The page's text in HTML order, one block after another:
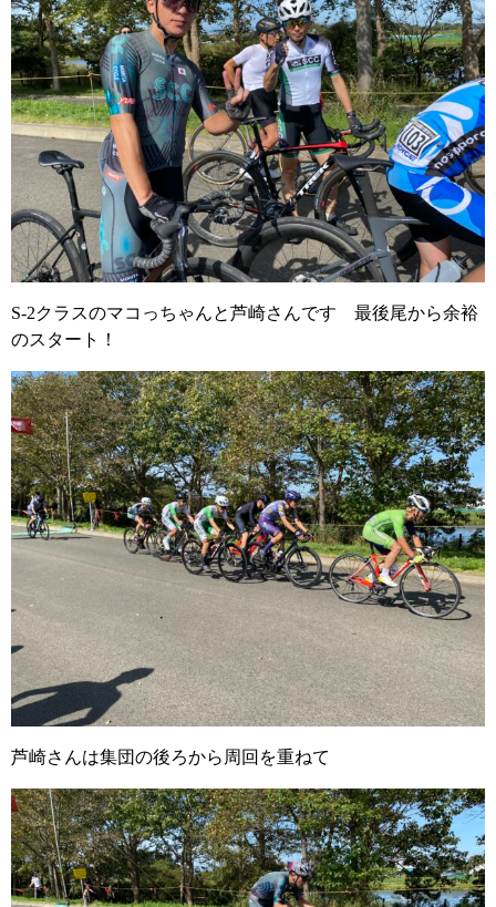
S-2クラスのマコっちゃんと芦崎さんです 最後尾から余裕
のスタート！
芦崎さんは集団の後ろから周回を重ねて